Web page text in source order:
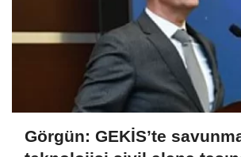
Görgün: GEKİS’te